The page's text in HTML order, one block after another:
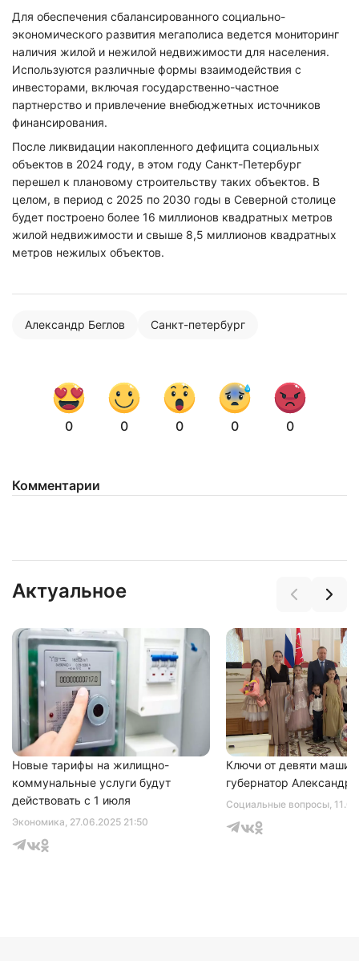
Для обеспечения сбалансированного социально-
экономического развития мегаполиса ведется мониторинг
наличия жилой и нежилой недвижимости для населения.
Используются различные формы взаимодействия с
инвесторами, включая государственно-частное
партнерство и привлечение внебюджетных источников
финансирования.
После ликвидации накопленного дефицита социальных
объектов в 2024 году, в этом году Санкт-Петербург
перешел к плановому строительству таких объектов. В
целом, в период с 2025 по 2030 годы в Северной столице
будет построено более 16 миллионов квадратных метров
жилой недвижимости и свыше 8,5 миллионов квадратных
метров нежилых объектов.
Александр Беглов Санкт-петербург
0 0 0 0 0
Комментарии
Актуальное
Экономика, 27.06.2025 21:50
Новые тарифы на жилищно-
коммунальные услуги будут
действовать с 1 июля
Социальные вопросы,
Ключи от девяти машин
губернатор Александр
Нажимая на кнопку "Отправить" вы